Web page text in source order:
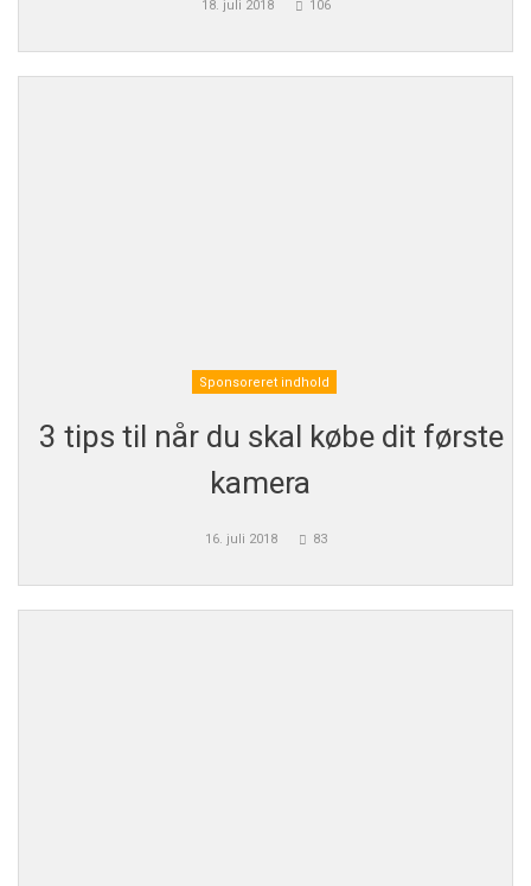
18. juli 2018 106
Sponsoreret indhold
3 tips til når du skal købe dit første
kamera
16. juli 2018 83